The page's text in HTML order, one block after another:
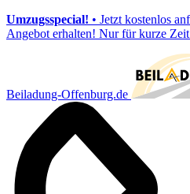
Umzugsspecial! • Jetzt kostenlos
Angebot erhalten! Nur für kurze
Beiladung-Offenburg.de